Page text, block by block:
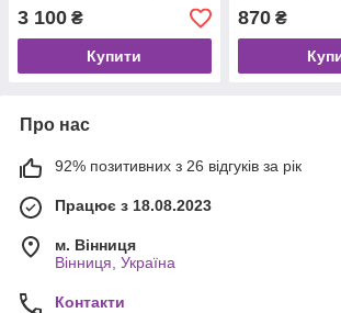
3 100 ₴
Купити
870₴
Про нас
92% позитивних з 26 відгуків за рік
Працює з 18.08.2023
м. Вінниця
Вінниця, Україна
Контакти